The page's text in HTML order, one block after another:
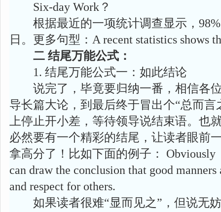
Six-day Work？
根据最近的一项统计调查显示，98%
日。更多句型：A recent statistics shows
二 结尾万能公式：
1. 结尾万能公式一：如此结论
说完了，毕竟要归纳一番，相信各
导长篇大论，到最后终于冒出个“总而言
上停止开小差，等待领导说结束语。也
必然要有一个精彩的结尾，让读者眼前
拿高分了！比如下面的例子： Obviously
can draw the conclusion that good
and respect for others.
如果读者很难“显而见之”，但说无